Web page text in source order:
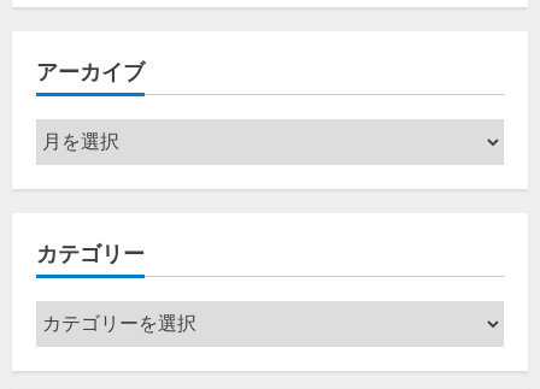
アーカイブ
ア
ー
カ
ブ
カテゴリー
カ
テ
ゴ